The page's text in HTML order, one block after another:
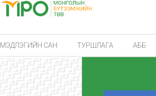
МЭДЛЭГИЙН САН ТУРШЛАГА АББ